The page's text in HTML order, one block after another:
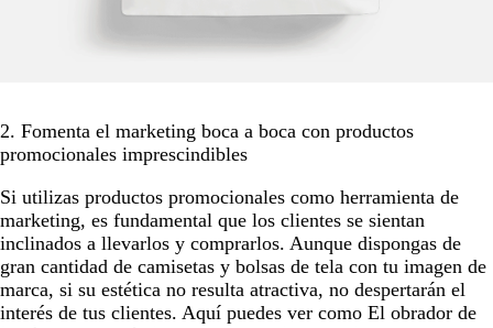
2. Fomenta el marketing boca a boca con productos
promocionales imprescindibles
Si utilizas productos promocionales como herramienta de
marketing, es fundamental que los clientes se sientan
inclinados a llevarlos y comprarlos. Aunque dispongas de
gran cantidad de camisetas y bolsas de tela con tu imagen de
marca, si su estética no resulta atractiva, no despertarán el
interés de tus clientes. Aquí puedes ver como El obrador de